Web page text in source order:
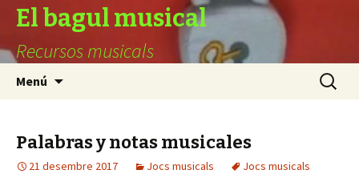
El bagul musical
Recursos musicals
Menú Cerca:
Palabras y notas musicales
21 desembre 2017 Jocs musicals Jocs musicals